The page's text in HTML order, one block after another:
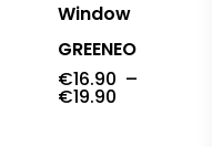
Window
GREENEO
€16.90 –
€19.90